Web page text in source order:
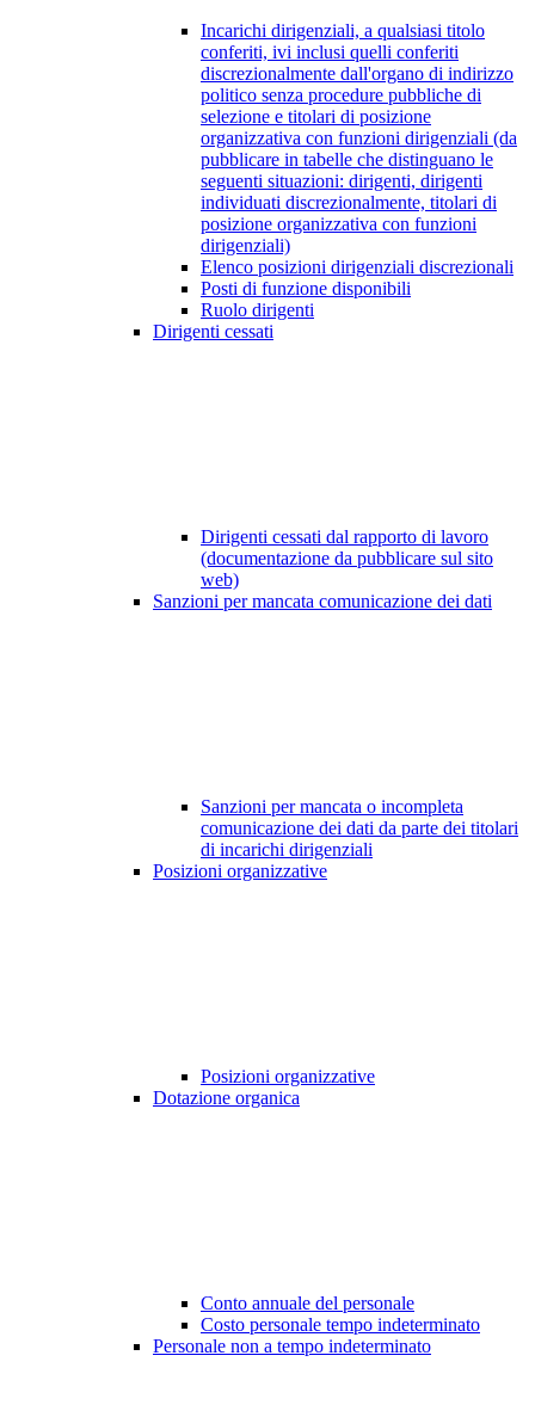
Incarichi dirigenziali, a qualsiasi titolo
conferiti, ivi inclusi quelli conferiti
discrezionalmente dall'organo di indirizzo
politico senza procedure pubbliche di
selezione e titolari di posizione
organizzativa con funzioni dirigenziali (da
pubblicare in tabelle che distinguano le
seguenti situazioni: dirigenti, dirigenti
individuati discrezionalmente, titolari di
posizione organizzativa con funzioni
dirigenziali)
Elenco posizioni dirigenziali discrezionali
Posti di funzione disponibili
Ruolo dirigenti
Dirigenti cessati
Dirigenti cessati dal rapporto di lavoro
(documentazione da pubblicare sul sito
web)
Sanzioni per mancata comunicazione dei dati
Sanzioni per mancata o incompleta
comunicazione dei dati da parte dei titolari
di incarichi dirigenziali
Posizioni organizzative
Posizioni organizzative
Dotazione organica
Conto annuale del personale
Costo personale tempo indeterminato
Personale non a tempo indeterminato